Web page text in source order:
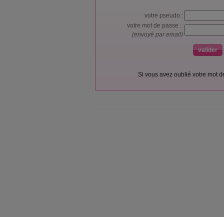
votre pseudo :
votre mot de passe :
(envoyé par email)
Si vous avez oublié votre mot